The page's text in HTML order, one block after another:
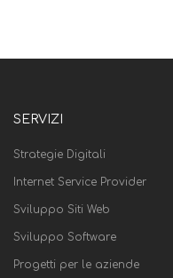
SERVIZI
Strategie Digitali
Internet Service Provider
Sviluppo Siti Web
Sviluppo Software
Progetti per le aziende